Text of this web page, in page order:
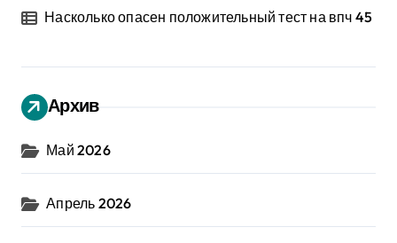
Насколько опасен положительный тест на впч 45
Архив
Май 2026
Апрель 2026